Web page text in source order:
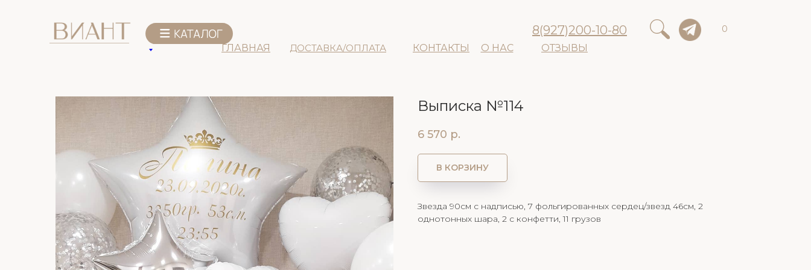
ДОСТАВКА/ОПЛАТА
ГЛАВНАЯ КОНТАКТЫ О НАС ОТЗЫВЫ
8(927)200-10-80 0
Выписка №114
6 570 р.
В КОРЗИНУ
Звезда 90см с надписью, 7 фольгированных сердец/звезд 46см, 2
однотонных шара, 2 с конфетти, 11 грузов